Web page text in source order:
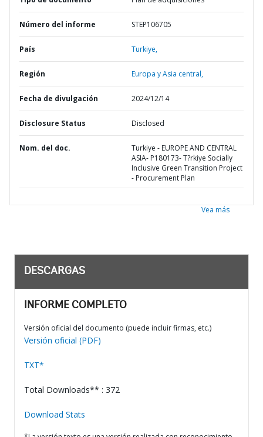
Número del informe STEP106705
País Turkiye,
Región Europa y Asia central,
Fecha de divulgación 2024/12/14
Disclosure Status Disclosed
Nom. del doc.
Turkiye - EUROPE AND CENTRAL
ASIA- P180173- T?rkiye Socially
Inclusive Green Transition Project
- Procurement Plan
Vea más
DESCARGAS
INFORME COMPLETO
Versión oficial del documento (puede incluir firmas, etc.)
Versión oficial (PDF)
TXT*
Total Downloads** : 372
Download Stats